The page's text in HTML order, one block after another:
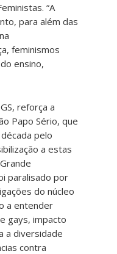
“A
para além das
feminismos
ensino,
reforça a
Papo Sério, que
pelo
a estas
paralisado por
do núcleo
a entender
gays, impacto
a diversidade
contra